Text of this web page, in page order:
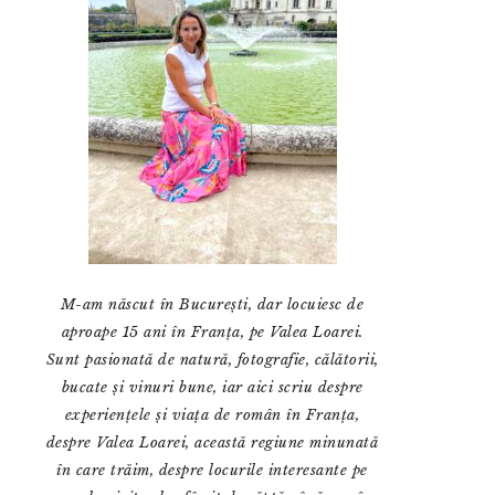
M-am născut în București, dar locuiesc de
aproape 15 ani în Franța, pe Valea Loarei.
Sunt pasionată de natură, fotografie, călătorii,
bucate și vinuri bune, iar aici scriu despre
experiențele și viața de român în Franța,
despre Valea Loarei, această regiune minunată
în care trăim, despre locurile interesante pe